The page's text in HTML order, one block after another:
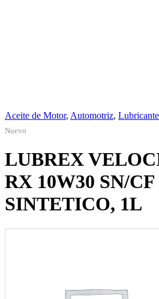
Aceite de Motor, Automotriz,
Nuevo
LUBREX
RX 10W30 SN/
SINTETICO, 1L